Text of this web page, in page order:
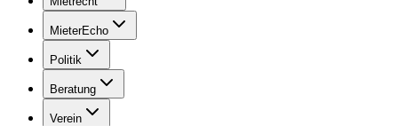
MieterEcho
Politik
Beratung
Verein